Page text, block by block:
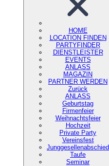
HOME
LOCATION FINDEN
PARTYFINDER
DIENSTLEISTER
EVENTS
ANLASS
MAGAZIN
PARTNER WERDEN
Zurück
ANLASS
Geburtstag
Firmenfeier
Weihnachtsfeier
Hochzeit
Private Party
Vereinsfest
Junggesellenabschied
Taufe
Seminar